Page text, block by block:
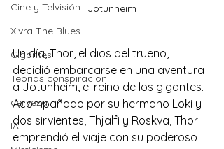
Cine y Telvisión
Xivra The Blues
Gigantes
Teorias conspiracion
cerveza
IA
Jotunheim
Un día, Thor, el dios del trueno,
decidió embarcarse en una aventura
a Jotunheim, el reino de los gigantes.
Acompañado por su hermano Loki y
dos sirvientes, Thjalfi y Roskva, Thor
emprendió el viaje con su poderoso